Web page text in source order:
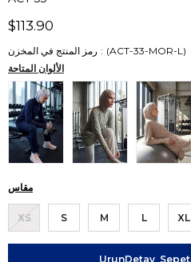
$113.90
رمز المنتج في المخزن
(ACT-33-MOR-L)
الألوان المتاحة
مقاس
XS S M L XL